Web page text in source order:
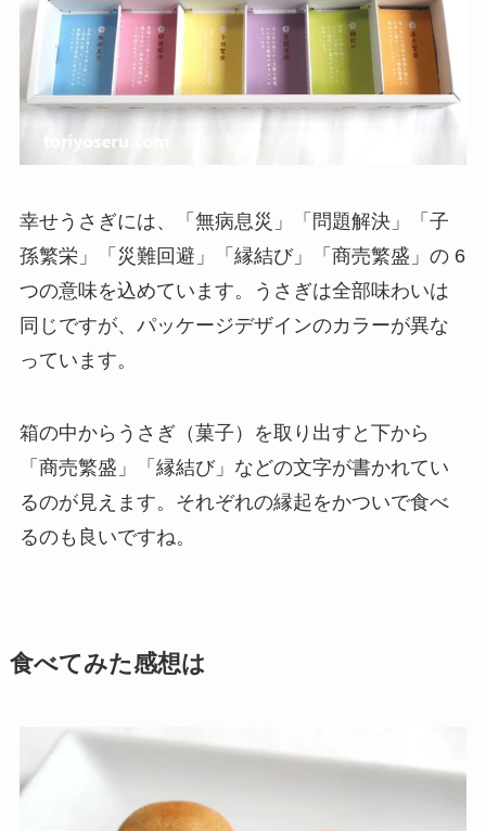
幸せうさぎには、「無病息災」「問題解決」「子
孫繁栄」「災難回避」「縁結び」「商売繁盛」の 6
つの意味を込めています。うさぎは全部味わいは
同じですが、パッケージデザインのカラーが異な
っています。
箱の中からうさぎ（菓子）を取り出すと下から
「商売繁盛」「縁結び」などの文字が書かれてい
るのが見えます。それぞれの縁起をかついで食べ
るのも良いですね。
食べてみた感想は